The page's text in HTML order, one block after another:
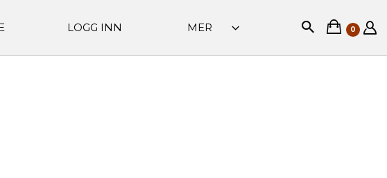
LOGG INN MER 0